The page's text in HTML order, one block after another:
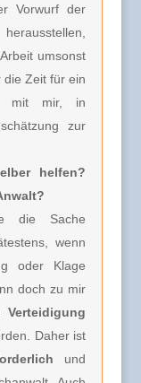
Vorwurf der
umsonst
die Zeit für ein
mit mir, in
zur
helfen?
die Sache
wenn
oder Klage
doch zu mir
Verteidigung
Daher ist
und